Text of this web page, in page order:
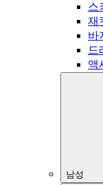
스
재
바
드
액
남성